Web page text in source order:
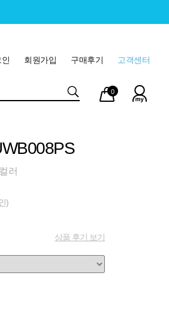
고객센터
구매후기
회원가입
인
마이
페이
장바
구니
0
러
)
상품 후기 보기